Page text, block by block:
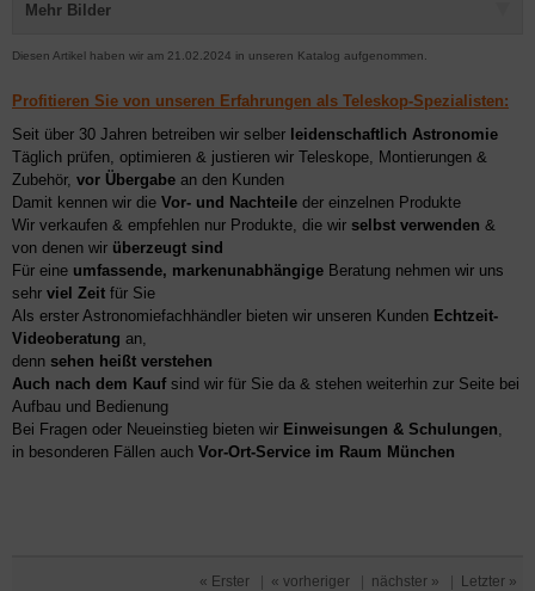
Mehr Bilder
Diesen Artikel haben wir am 21.02.2024 in unseren Katalog aufgenommen.
Profitieren Sie von unseren Erfahrungen als Teleskop-Spezialisten:
Seit über 30 Jahren betreiben wir selber leidenschaftlich Astronomie
Täglich prüfen, optimieren & justieren wir Teleskope, Montierungen &
Zubehör, vor Übergabe an den Kunden
Damit kennen wir die Vor- und Nachteile der einzelnen Produkte
Wir verkaufen & empfehlen nur Produkte, die wir selbst verwenden &
von denen wir überzeugt sind
Für eine umfassende, markenunabhängige Beratung nehmen wir uns
sehr viel Zeit für Sie
Als erster Astronomiefachhändler bieten wir unseren Kunden Echtzeit-
Videoberatung an,
denn sehen heißt verstehen
Auch nach dem Kaufsind wir für Sie da & stehen weiterhin zur Seite bei
Aufbau und Bedienung
Bei Fragen oder Neueinstieg bieten wir Einweisungen & Schulungen,
in besonderen Fällen auch Vor-Ort-Service im Raum München
« Erster « vorheriger nächster » Letzter »